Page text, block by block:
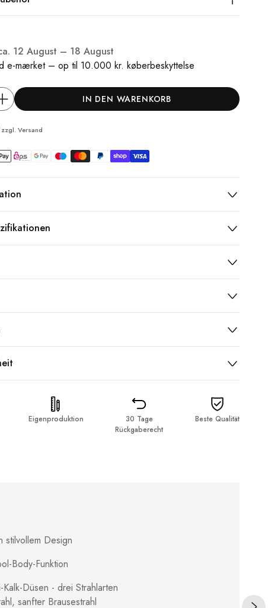
12 August – 18 August
e-mærket – op til 10.000 kr. køberbeskyttelse
IN DEN WARENKORB
Versand
Eigenproduktion
30 Tage
Rückgaberecht
Beste Qualität
stilvollem Design
Body-Funktion
Düsen - drei Strahlarten
sanfter Brausestrahl